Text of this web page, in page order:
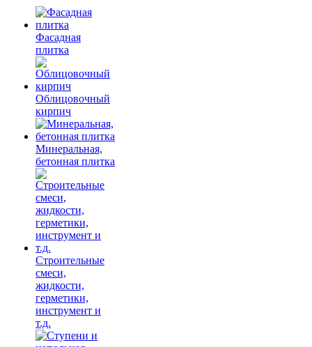
Фасадная
плитка
Облицовочный
кирпич
Минеральная,
бетонная плитка
Строительные
смеси,
жидкости,
герметики,
инструмент и
т.д.